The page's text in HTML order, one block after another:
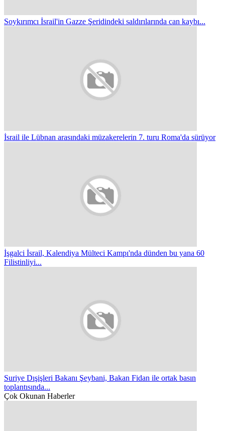
Soykırımcı İsrail'in Gazze Şeridindeki saldırılarında can kaybı...
İsrail ile Lübnan arasındaki müzakerelerin 7. turu Roma'da sürüyor
İşgalci İsrail, Kalendiya Mülteci Kampı'nda dünden bu yana 60
Filistinliyi...
Suriye Dışişleri Bakanı Şeybani, Bakan Fidan ile ortak basın
toplantısında...
Çok Okunan Haberler